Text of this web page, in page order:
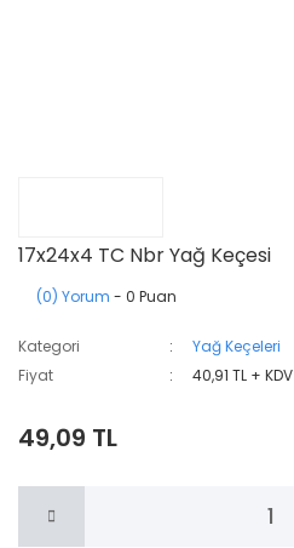
17x24x4 TC Nbr Yağ Keçesi
(0) Yorum - 0 Puan
Kategori
Yağ Keçeleri
Fiyat
40,91 TL + KDV
49,09 TL